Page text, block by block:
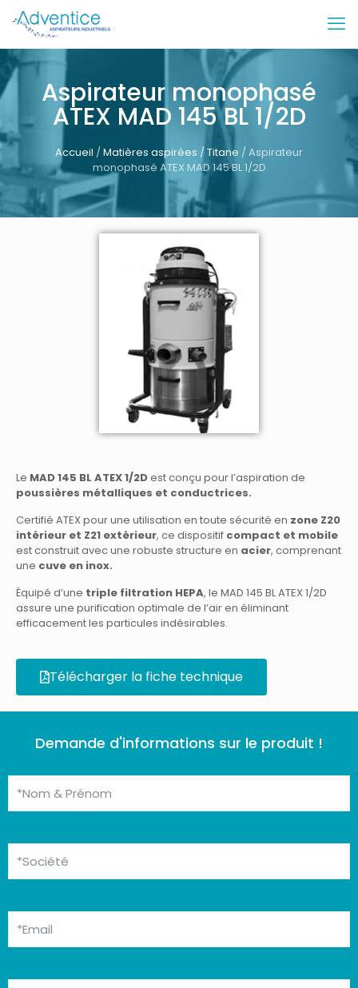
Aspirateur monophasé
ATEX MAD 145 BL 1/2D
Accueil /Matières aspirées /Titane / Aspirateur
monophasé ATEX MAD 145 BL 1/2D
Le MAD 145 BL ATEX 1/2Dest conçu pour l’aspiration de
poussières métalliques et conductrices.
Certifié ATEX pour une utilisation en toute sécurité en zone Z20
intérieur et Z21 extérieur, ce dispositif compact et mobile
est construit avec une robuste structure en acier, comprenant
une cuve en inox.
Équipé d’une triple filtration HEPA, le MAD 145 BL ATEX 1/2D
assure une purification optimale de l’air en éliminant
efficacement les particules indésirables.
Télécharger la fiche technique
Demande d'informations sur le produit !